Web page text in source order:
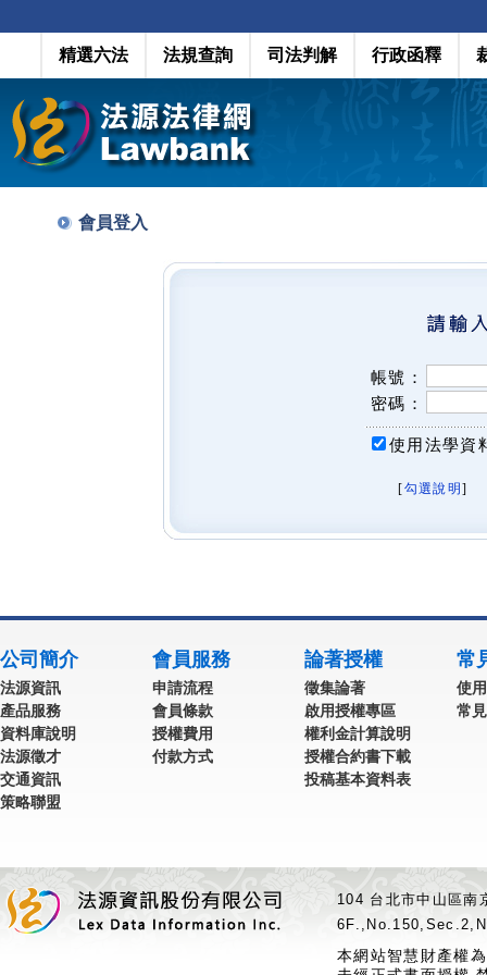
精選六法 法規查詢 司法判解 行政函釋
會員登入
帳號：
密碼：
使用法學資
[勾選說明 ]
公司簡介
法源資訊
產品服務
資料庫說明
法源徵才
交通資訊
策略聯盟
會員服務
申請流程
會員條款
授權費用
付款方式
論著授權
徵集論著
啟用授權專區
權利金計算說明
授權合約書下載
投稿基本資料表
常
使
常
104 台北市中山區
本網站智慧財產權